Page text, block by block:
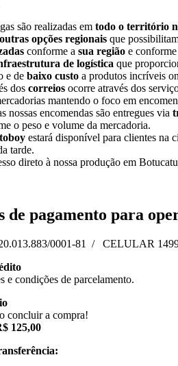
são realizadas em todo o território
opções regionais que
conforme a sua região e
de logística que
e de baixo custo a produtos incríveis
dos correios ocorre através dos
mantendo o foco em
nossas encomendas são entregues via
o peso e volume da mercadoria.
estará disponível para clientes na
tarde.
direto à nossa produção em
de pagamento para
0001-81 / CELULAR
e condições de parcelamento.
concluir a compra!
125,00